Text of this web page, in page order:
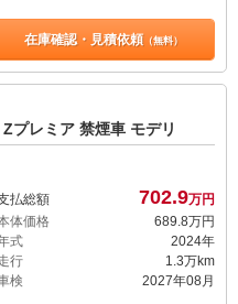
在庫確認・見積依頼（無料）
プレミア 禁煙車 モデリ
払総額 702.9万円
体価格
689.8万円
式
2024年
行
1.3万km
検
2027年08月